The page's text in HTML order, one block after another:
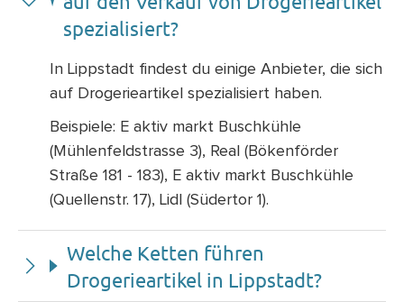
spezialisiert?
In Lippstadt findest du einige Anbieter, die sich
auf Drogerieartikel spezialisiert haben.
Beispiele: E aktiv markt Buschkühle
(Mühlenfeldstrasse 3), Real (Bökenförder
Straße 181 - 183), E aktiv markt Buschkühle
(Quellenstr. 17), Lidl (Südertor 1).
Welche Ketten führen
Drogerieartikel in Lippstadt?